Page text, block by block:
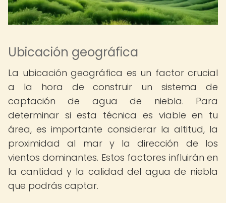
Ubicación geográfica
La ubicación geográfica es un factor crucial
a la hora de construir un sistema de
captación de agua de niebla. Para
determinar si esta técnica es viable en tu
área, es importante considerar la altitud, la
proximidad al mar y la dirección de los
vientos dominantes. Estos factores influirán en
la cantidad y la calidad del agua de niebla
que podrás captar.